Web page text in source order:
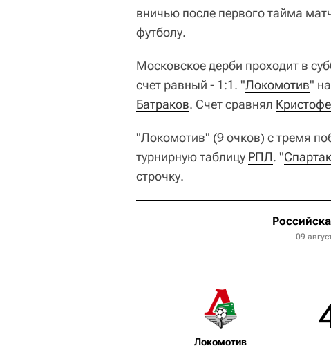
вничью после первого тайма
футболу.
Московское дерби проходит в
счет равный - 1:1. "Локомотив"
Батраков. Счет сравнял
"Локомотив" (9 очков) с тремя
турнирную таблицу РПЛ. "Спартак
строчку.
09
Локомотив